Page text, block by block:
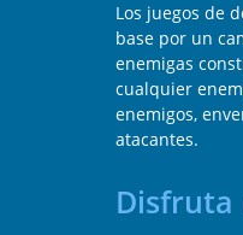
Los juegos de
base por un
enemigas
cualquier
enemigos,
atacantes.
Disfruta